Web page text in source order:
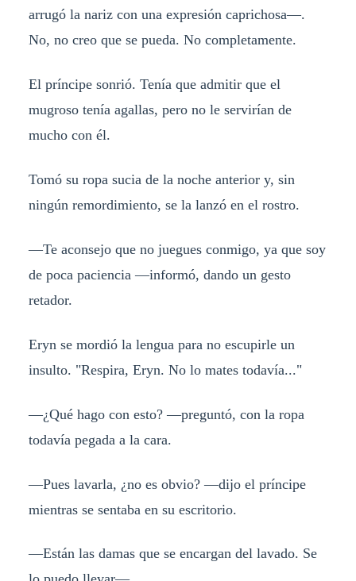
arrugó la nariz con una expresión caprichosa—.
No, no creo que se pueda. No completamente.
El príncipe sonrió. Tenía que admitir que el
mugroso tenía agallas, pero no le servirían de
mucho con él.
Tomó su ropa sucia de la noche anterior y, sin
ningún remordimiento, se la lanzó en el rostro.
—Te aconsejo que no juegues conmigo, ya que soy
de poca paciencia —informó, dando un gesto
retador.
Eryn se mordió la lengua para no escupirle un
insulto. "Respira, Eryn. No lo mates todavía..."
—¿Qué hago con esto? —preguntó, con la ropa
todavía pegada a la cara.
—Pues lavarla, ¿no es obvio? —dijo el príncipe
mientras se sentaba en su escritorio.
—Están las damas que se encargan del lavado. Se